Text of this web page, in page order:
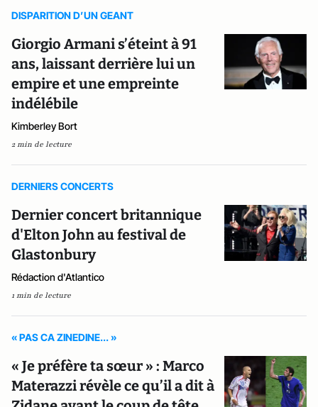
DISPARITION D’UN GEANT
Giorgio Armani s’éteint à 91
ans, laissant derrière lui un
empire et une empreinte
indélébile
Kimberley Bort
2 min de lecture
DERNIERS CONCERTS
Dernier concert britannique
d'Elton John au festival de
Glastonbury
Rédaction d'Atlantico
1 min de lecture
« PAS CA ZINEDINE... »
« Je préfère ta sœur » : Marco
Materazzi révèle ce qu’il a dit à